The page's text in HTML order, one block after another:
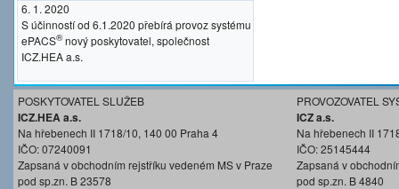
6. 1. 2020
S účinností od 6.1.2020 přebírá provoz systému
ePACS®nový poskytovatel, společnost
ICZ.HEA a.s.
POSKYTOVATEL SLUŽEB
ICZ.HEA a.s.
Na hřebenech II 1718/10, 140 00 Praha 4
IČO: 07240091
Zapsaná v obchodním rejstříku vedeném MS v Praze
pod sp.zn. B 23578
PROVOZOVATEL
ICZ a.s.
Na hřebenech II
IČO: 25145444
Zapsaná v
pod sp.zn. B 4840